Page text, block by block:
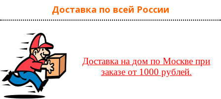
Доставка по всей России
Доставка на дом по Москве при
заказе от 1000 рублей.